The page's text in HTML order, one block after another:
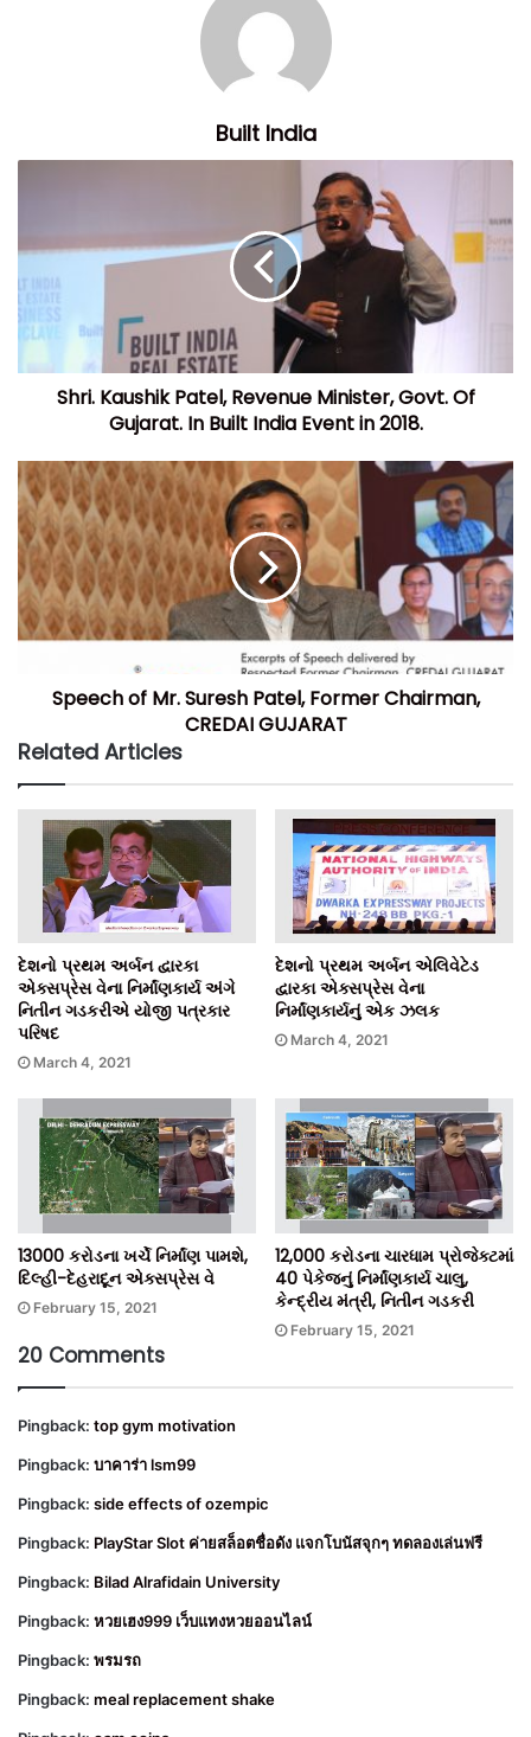
Built India
Shri. Kaushik Patel, Revenue Minister, Govt. Of
Gujarat. In Built India Event in 2018.
Speech of Mr. Suresh Patel, Former Chairman,
CREDAI GUJARAT
Related Articles
દેશનો પ્રથમ અર્બન દ્વારકા
એક્સપ્રેસ વેના નિર્માંણકાર્ય અંગે
નિતીન ગડકરીએ યોજી પત્રકાર
પરિષદ
March 4, 2021
દેશનો પ્રથમ અર્બન એલિવેટેડ
દ્વારકા એક્સપ્રેસ વેના
નિર્માંણકાર્યનું એક ઝલક
March 4, 2021
13000 કરોડના ખર્ચે નિર્માંણ પામશે,
દિલ્હી-દેહરાદૂન એક્સપ્રેસ વે
February 15, 2021
12,000 કરોડના ચારધામ પ્રોજેક્ટમાં
40 પેકેજનું નિર્માંણકાર્ય ચાલુ,
કેન્દ્રીય મંત્રી, નિતીન ગડકરી
February 15, 2021
20 Comments
Pingback: top gym motivation
Pingback: บาคาร่า lsm99
Pingback: side effects of ozempic
Pingback: PlayStar Slot ค่ายสล็อตชื่อดัง แจกโบนัสจุกๆ ทดลองเล่นฟรี
Pingback: Bilad Alrafidain University
Pingback: หวยเฮง999 เว็บแทงหวยออนไลน์
Pingback: พรมรถ
Pingback: meal replacement shake